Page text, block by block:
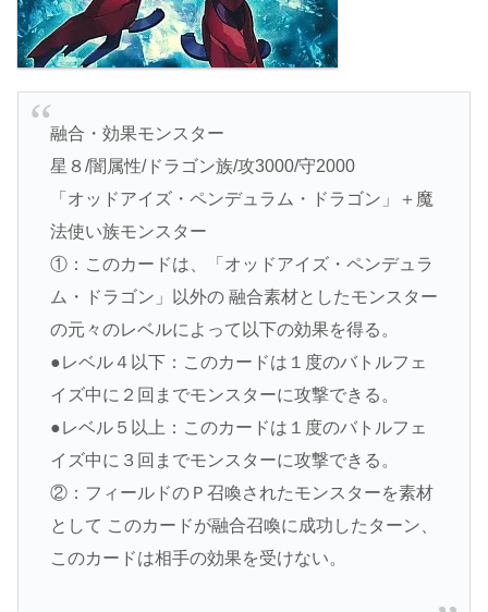
融合・効果モンスター
星８/闇属性/ドラゴン族/攻3000/守2000
「オッドアイズ・ペンデュラム・ドラゴン」＋魔
法使い族モンスター
①：このカードは、「オッドアイズ・ペンデュラ
ム・ドラゴン」以外の 融合素材としたモンスター
の元々のレベルによって以下の効果を得る。
●レベル４以下：このカードは１度のバトルフェ
イズ中に２回までモンスターに攻撃できる。
●レベル５以上：このカードは１度のバトルフェ
イズ中に３回までモンスターに攻撃できる。
②：フィールドのＰ召喚されたモンスターを素材
として このカードが融合召喚に成功したターン、
このカードは相手の効果を受けない。